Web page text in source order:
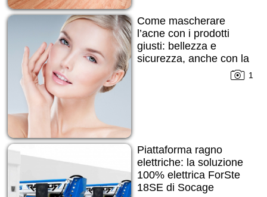
Come mascherare
l’acne con i prodotti
giusti: bellezza e
sicurezza, anche con la
1
Piattaforma ragno
elettriche: la soluzione
100% elettrica ForSte
18SE di Socage